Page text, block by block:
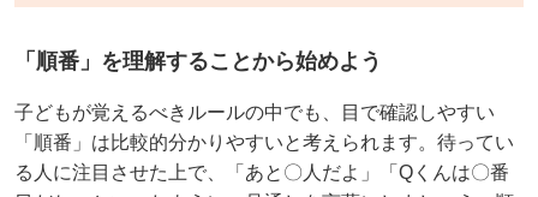
「順番」を理解することから始めよう
子どもが覚えるべきルールの中でも、目で確認しやすい
「順番」は比較的分かりやすいと考えられます。待ってい
る人に注目させた上で、「あと〇人だよ」「Qくんは〇番